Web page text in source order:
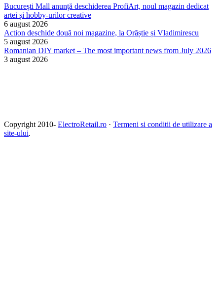
București Mall anunță deschiderea ProfiArt, noul magazin dedicat
artei și hobby-urilor creative
6 august 2026
Action deschide două noi magazine, la Orăștie și Vladimirescu
5 august 2026
Romanian DIY market – The most important news from July 2026
3 august 2026
Copyright 2010- ElectroRetail.ro · Termeni si conditii de utilizare a
site-ului.